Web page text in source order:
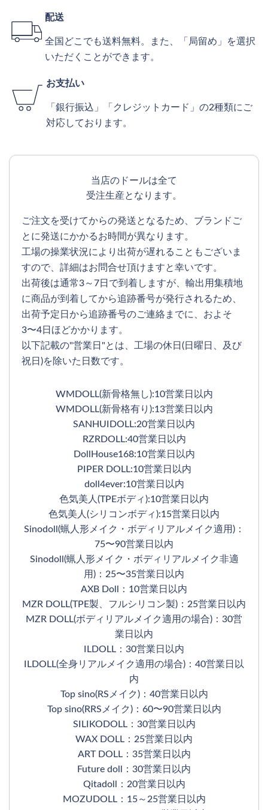
配送
全国どこでも送料無料。また、「局留め」を選択
いただくことができます。
お支払い
「銀行振込」「クレジットカード」の2種類にご
対応しております。
当店のドールは全て
受注生産となります。
ご注文を受けてからの発送となるため、ブランドご
とに発送にかかるお時間が異なります。
工場の操業状況により出荷が遅れることもございま
すので、詳細はお問合せ頂けますと幸いです。
出荷後は通常3～7日で到着しますが、輸出用集積地
に商品が到着してから追跡番号が発行されるため、
出荷予定日から追跡番号のご連絡までに、およそ
3〜4日ほどかかります。
以下記載の"営業日"とは、工場の休日(日曜日、及び
祝日)を除いた日数です。
WMDOLL(新骨格無し):10営業日以内
WMDOLL(新骨格有り):13営業日以内
SANHUIDOLL:20営業日以内
RZRDOLL:40営業日以内
DollHouse168:10営業日以内
PIPER DOLL:10営業日以内
doll4ever:10営業日以内
色気美人(TPEボディ):10営業日以内
色気美人(シリコンボディ):15営業日以内
Sinodoll(蝋人形メイク・ボディリアルメイク適用)：
75〜90営業日以内
Sinodoll(蝋人形メイク・ボディリアルメイク非適
用)：25〜35営業日以内
AXB Doll：10営業日以内
MZR DOLL(TPE製、フルシリコン製)：25営業日以内
MZR DOLL(ボディリアルメイク適用の場合)：30営
業日以内
ILDOLL：30営業日以内
ILDOLL(全身リアルメイク適用の場合)：40営業日以
内
Top sino(RSメイク)：40営業日以内
Top sino(RRSメイク)：60〜90営業日以内
SILIKODOLL：30営業日以内
WAX DOLL：25営業日以内
ART DOLL：35営業日以内
Future doll：30営業日以内
Qitadoll：20営業日以内
MOZUDOLL：15～25営業日以内